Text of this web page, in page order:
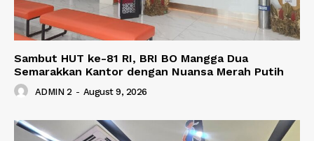
Sambut HUT ke-81 RI, BRI BO Mangga Dua
Semarakkan Kantor dengan Nuansa Merah Putih
ADMIN 2 - August 9, 2026